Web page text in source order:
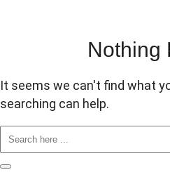
Nothing
It seems we can't find what
searching can help.